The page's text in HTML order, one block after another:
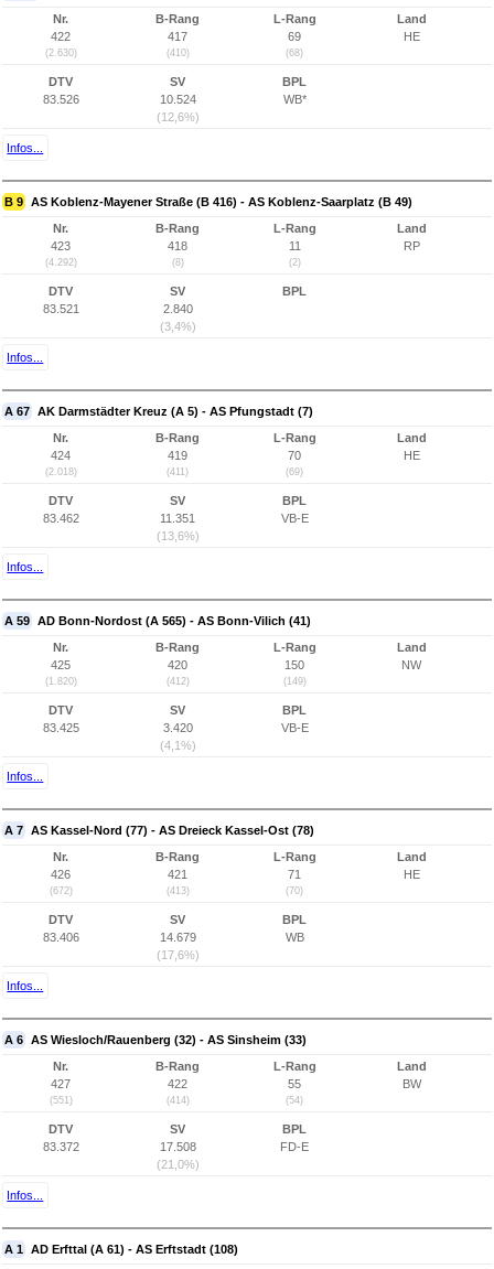
Nr.
422
(2.630)
B-Rang
417
(410)
L-Rang
69
(68)
Land
HE
DTV
83.526
SV
10.524
(12,6%)
BPL
WB*
Infos...
B 9 AS Koblenz-Mayener Straße (B 416) - AS Koblenz-Saarplatz (B 49)
Nr.
423
(4.292)
B-Rang
418
(8)
L-Rang
11
(2)
Land
RP
DTV
83.521
SV
2.840
(3,4%)
BPL
Infos...
A 67 AK Darmstädter Kreuz (A 5) - AS Pfungstadt (7)
Nr.
424
(2.018)
B-Rang
419
(411)
L-Rang
70
(69)
Land
HE
DTV
83.462
SV
11.351
(13,6%)
BPL
VB-E
Infos...
A 59 AD Bonn-Nordost (A 565) - AS Bonn-Vilich (41)
Nr.
425
(1.820)
B-Rang
420
(412)
L-Rang
150
(149)
Land
NW
DTV
83.425
SV
3.420
(4,1%)
BPL
VB-E
Infos...
A 7 AS Kassel-Nord (77) - AS Dreieck Kassel-Ost (78)
Nr.
426
(672)
B-Rang
421
(413)
L-Rang
71
(70)
Land
HE
DTV
83.406
SV
14.679
(17,6%)
BPL
WB
Infos...
A 6 AS Wiesloch/Rauenberg (32) - AS Sinsheim (33)
Nr.
427
(551)
B-Rang
422
(414)
L-Rang
55
(54)
Land
BW
DTV
83.372
SV
17.508
(21,0%)
BPL
FD-E
Infos...
A 1 AD Erfttal (A 61) - AS Erftstadt (108)